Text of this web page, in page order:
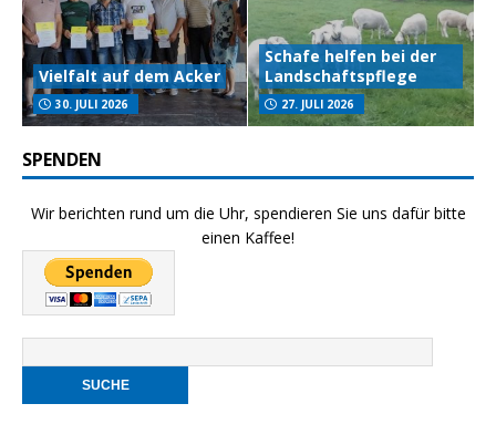
Vielfalt auf dem Acker
30. JULI 2026
Schafe helfen bei der
Landschaftspflege
27. JULI 2026
SPENDEN
Wir berichten rund um die Uhr, spendieren Sie uns dafür bitte
einen Kaffee!